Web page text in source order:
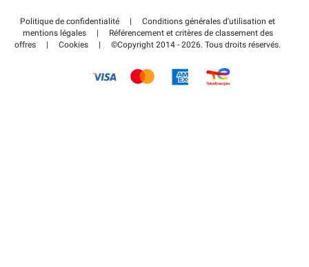
Régler votre stationnement FLOW
Wiki
Guide du stationnement
Politique de confidentialité |
Conditions générales d'utilisation et
mentions légales
|
Référencement et critères de classement des
offres
| Cookies | ©Copyright 2014 - 2026. Tous droits réservés.